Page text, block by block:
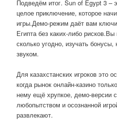
Подведём итог. Sun of Egypt 3 –
целое приключение, которое
игры.Демо-режим даёт вам
Египта без каких-либо
сколько угодно, изучать
звуком.
Для казахстанских игроков это
когда рынок онлайн-казино
нему ещё хрупкое, демо-версии
любопытством и осознанной
развлекают.